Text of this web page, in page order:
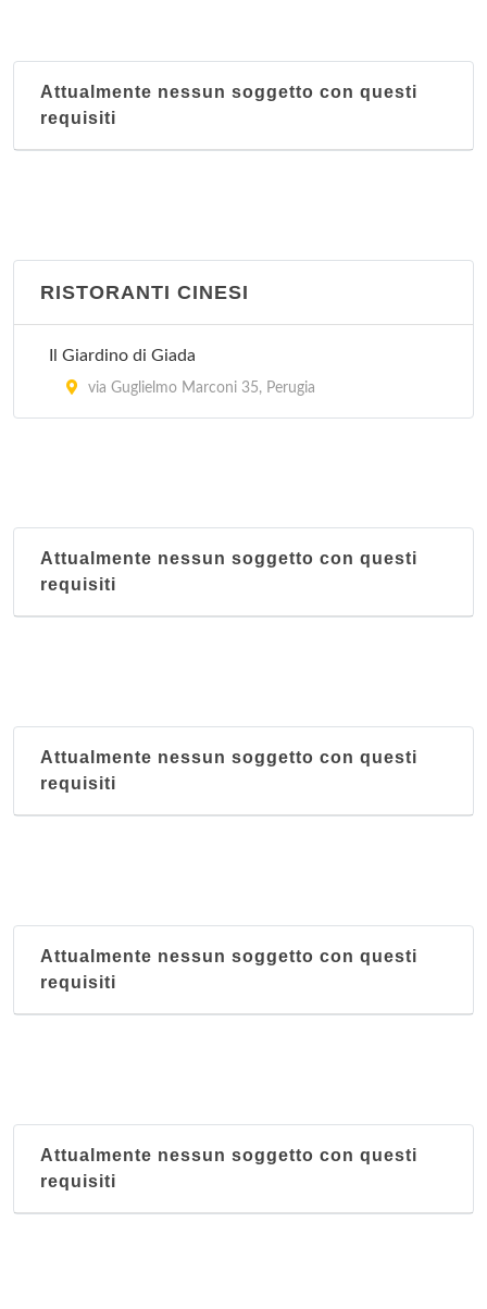
Attualmente nessun soggetto con questi
requisiti
RISTORANTI CINESI
Il Giardino di Giada
via Guglielmo Marconi 35, Perugia
Attualmente nessun soggetto con questi
requisiti
Attualmente nessun soggetto con questi
requisiti
Attualmente nessun soggetto con questi
requisiti
Attualmente nessun soggetto con questi
requisiti